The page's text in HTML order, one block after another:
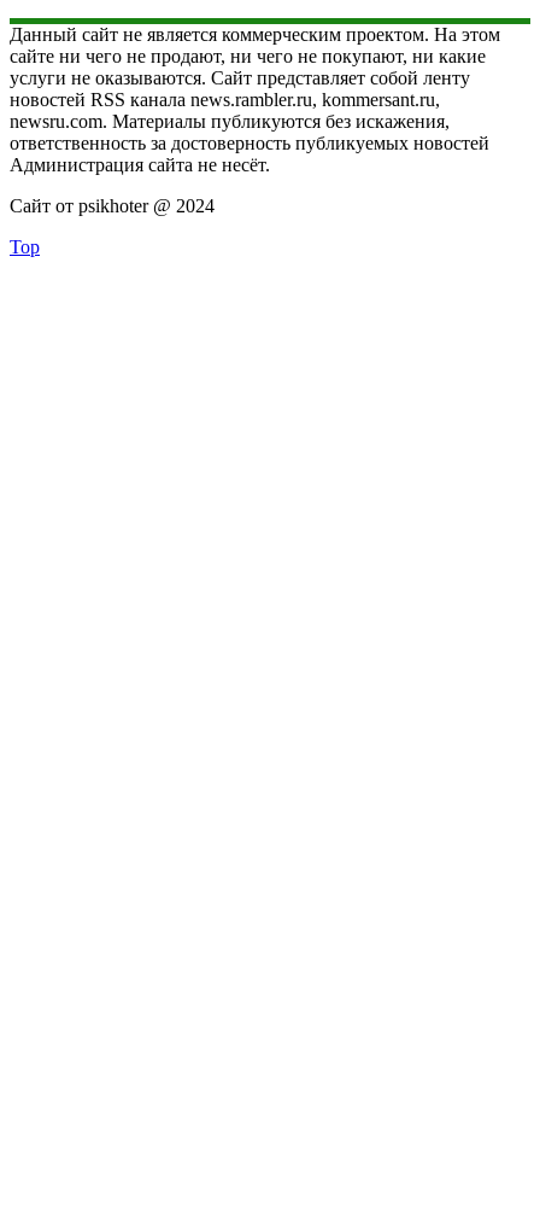
Данный сайт не является коммерческим проектом. На этом
сайте ни чего не продают, ни чего не покупают, ни какие
услуги не оказываются. Сайт представляет собой ленту
новостей RSS канала news.rambler.ru, kommersant.ru,
newsru.com. Материалы публикуются без искажения,
ответственность за достоверность публикуемых новостей
Администрация сайта не несёт.
Сайт от psikhoter @ 2024
Top